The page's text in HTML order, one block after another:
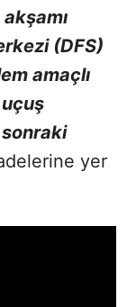
(DFS)
amaçlı
sonraki
yer